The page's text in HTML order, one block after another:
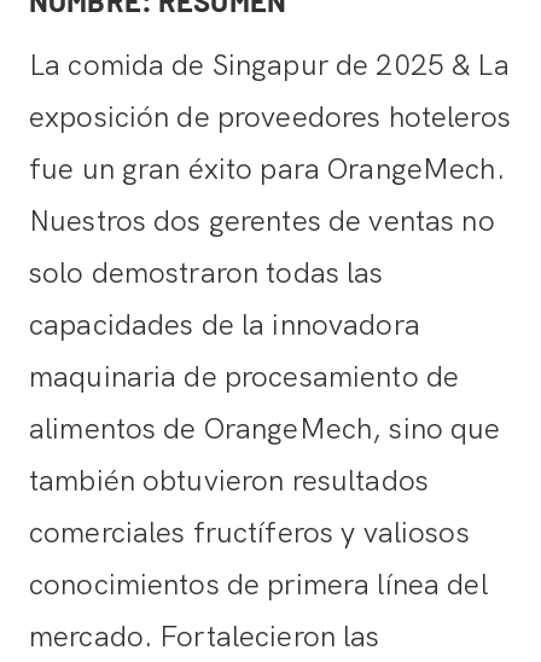
La comida de Singapur de 2025 & La
exposición de proveedores hoteleros
fue un gran éxito para OrangeMech.
Nuestros dos gerentes de ventas no
solo demostraron todas las
capacidades de la innovadora
maquinaria de procesamiento de
alimentos de OrangeMech, sino que
también obtuvieron resultados
comerciales fructíferos y valiosos
conocimientos de primera línea del
mercado. Fortalecieron las